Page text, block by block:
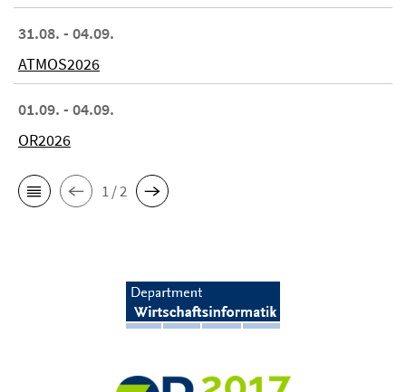
31.08. - 04.09.
ATMOS2026
01.09. - 04.09.
OR2026
1 / 2